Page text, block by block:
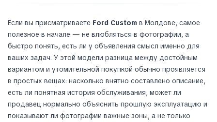
Если вы присматриваете Ford Custom в Молдове, самое
полезное в начале — не влюбляться в фотографии, а
быстро понять, есть ли у объявления смысл именно для
ваших задач. У этой модели разница между достойным
вариантом и утомительной покупкой обычно проявляется
в простых вещах: насколько внятно составлено описание,
есть ли понятная история обслуживания, может ли
продавец нормально объяснить прошлую эксплуатацию и
показывают ли фотографии важные зоны, а не только